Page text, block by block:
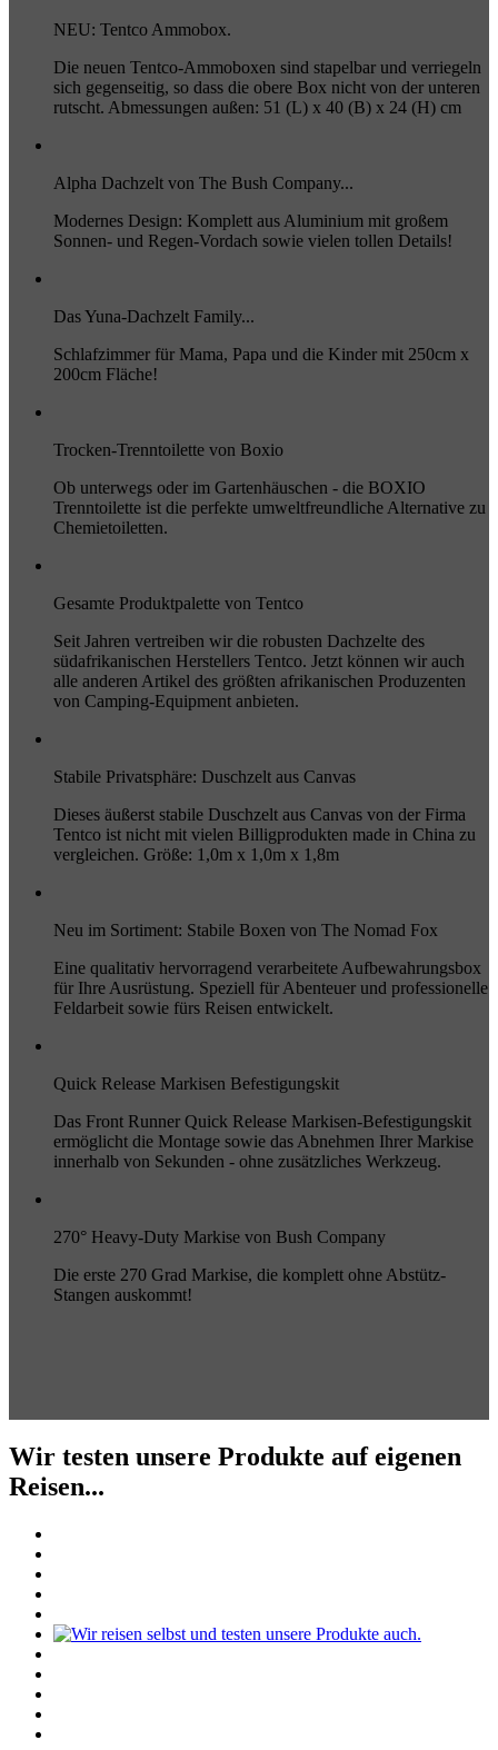
NEU: Tentco Ammobox.
Die neuen Tentco-Ammoboxen sind stapelbar und verriegeln
sich gegenseitig, so dass die obere Box nicht von der unteren
rutscht. Abmessungen außen: 51 (L) x 40 (B) x 24 (H) cm
Alpha Dachzelt von The Bush Company...
Modernes Design: Komplett aus Aluminium mit großem
Sonnen- und Regen-Vordach sowie vielen tollen Details!
Das Yuna-Dachzelt Family...
Schlafzimmer für Mama, Papa und die Kinder mit 250cm x
200cm Fläche!
Trocken-Trenntoilette von Boxio
Ob unterwegs oder im Gartenhäuschen - die BOXIO
Trenntoilette ist die perfekte umweltfreundliche Alternative zu
Chemietoiletten.
Gesamte Produktpalette von Tentco
Seit Jahren vertreiben wir die robusten Dachzelte des
südafrikanischen Herstellers Tentco. Jetzt können wir auch
alle anderen Artikel des größten afrikanischen Produzenten
von Camping-Equipment anbieten.
Stabile Privatsphäre: Duschzelt aus Canvas
Dieses äußerst stabile Duschzelt aus Canvas von der Firma
Tentco ist nicht mit vielen Billigprodukten made in China zu
vergleichen. Größe: 1,0m x 1,0m x 1,8m
Neu im Sortiment: Stabile Boxen von The Nomad Fox
Eine qualitativ hervorragend verarbeitete Aufbewahrungsbox
für Ihre Ausrüstung. Speziell für Abenteuer und professionelle
Feldarbeit sowie fürs Reisen entwickelt.
Quick Release Markisen Befestigungskit
Das Front Runner Quick Release Markisen-Befestigungskit
ermöglicht die Montage sowie das Abnehmen Ihrer Markise
innerhalb von Sekunden - ohne zusätzliches Werkzeug.
270° Heavy-Duty Markise von Bush Company
Die erste 270 Grad Markise, die komplett ohne Abstütz-
Stangen auskommt!
Wir testen unsere Produkte auf eigenen
Reisen...